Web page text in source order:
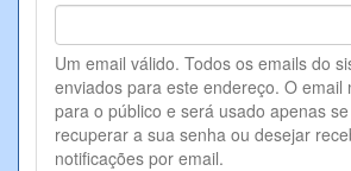
Um email válido. Todos os emails do
enviados para este endereço. O email
para o público e será usado apenas
recuperar a sua senha ou desejar
notificações por email.